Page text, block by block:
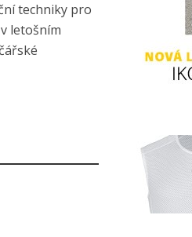
techniky pro
letošním